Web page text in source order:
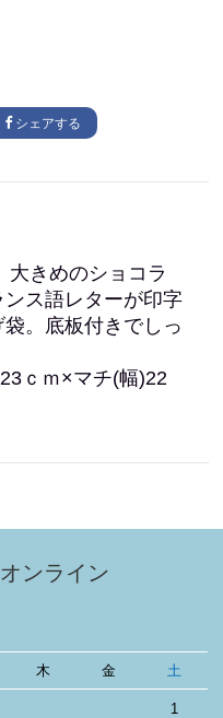
シェアする
大きめのショコラ
ス語レターが印字
。底板付きでしっ
ｃｍ×マチ(幅)22
ンライン
木 金 土
1